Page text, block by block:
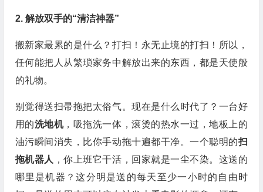
2. 解放双手的“清洁神器”
搬新家最累的是什么？打扫！永无止境的打扫！所以，
任何能把人从繁琐家务中解放出来的东西，都是天使般
的礼物。
别觉得送扫帚拖把太俗气。现在是什么时代了？一台好
用的洗地机，吸拖洗一体，滚烫的热水一过，地板上的
油污瞬间消失，比你手动拖十遍都干净。一个聪明的扫
拖机器人 ，你上班它干活，回家就是一尘不染。这送的
哪里是机器？这分明是送的每天至少一小时的自由时